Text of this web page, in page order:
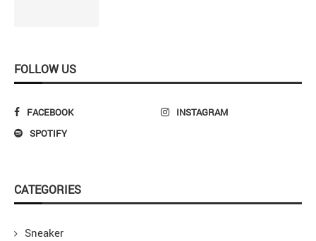
FOLLOW US
FACEBOOK
INSTAGRAM
SPOTIFY
CATEGORIES
Sneaker